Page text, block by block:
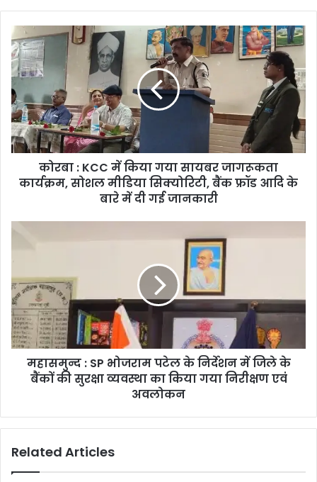
कोरबा
:
KCC
में
किया
गया
सायबर
जागरूकता
कार्यक्रम,
मीडिया
फ्रॉड
में
दी
गई
जानकारी
कोरबा : KCC में किया गया सायबर जागरूकता
कार्यक्रम, सोशल मीडिया सिक्योरिटी, बैंक फ्रॉड आदि के
बारे में दी गई जानकारी
पटेल
के
निर्देशन
में
जिले
व्यवस्था
किया
महासमुन्द : SP भोजराम पटेल के निर्देशन में जिले के
बैंकों की सुरक्षा व्यवस्था का किया गया निरीक्षण एवं
अवलोकन
Related Articles